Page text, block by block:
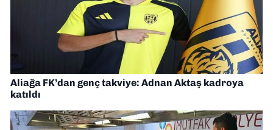
Aliağa FK’dan genç takviye: Adnan Aktaş kadroya
katıldı